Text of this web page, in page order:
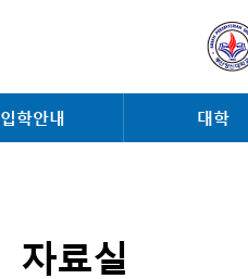
입학안내 대학
자료실